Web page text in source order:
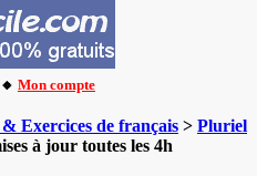
Mon compte
Exercices de français > Pluriel
à jour toutes les 4h